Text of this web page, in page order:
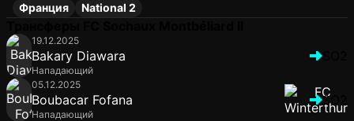
Франция National 2
19.12.2025
Bakary Diawara
Нападающий
05.12.2025
Boubacar Fofana
Нападающий
SO2